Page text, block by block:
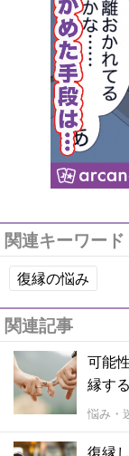
関連キーワード
復縁の悩み
関連記事
可能
縁す
悩み・